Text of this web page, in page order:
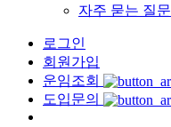
자주 묻는 질문
로그인
회원가입
운임조회
도입문의